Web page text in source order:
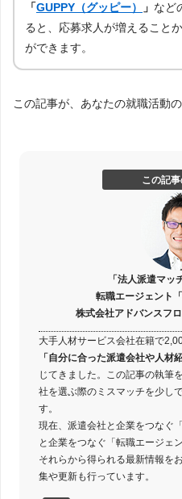
「GUPPY（グッピー） 」 など
ると、応募求人が増えること
ができます。
この記事が、あなたの就職活動
この記
「法人派遣マッ
転職エージェント
株式会社アドバンスフ
大手人材サービス会社在籍で
「自分に合った派遣会社や人材
じてきました。この記事の執筆
社を選ぶ際のミスマッチを少し
す。
現在、派遣会社と企業をつなぐ
と企業をつなぐ「転職エージェ
それらから得られる最新情報を
集や更新も行っています。